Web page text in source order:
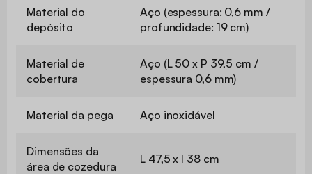
Material do
depósito
Aço (espessura: 0,6 mm /
profundidade: 19 cm)
Material de
cobertura
Aço (L 50 x P 39,5 cm /
espessura 0,6 mm)
Material da pega Aço inoxidável
Dimensões da
área de cozedura
L 47,5 x l 38 cm